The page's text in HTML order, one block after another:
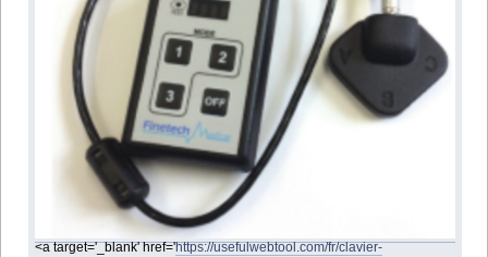
<a target='_blank' href='https://usefulwebtool.com/fr/clavier-